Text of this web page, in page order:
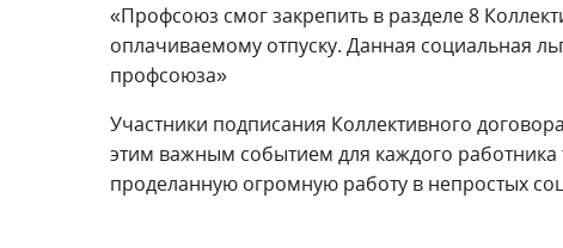
«Профсоюз смог закрепить в разделе 8
оплачиваемому отпуску. Данная социальная
профсоюза»
Участники подписания Коллективного
этим важным событием для каждого работника
проделанную огромную работу в непростых